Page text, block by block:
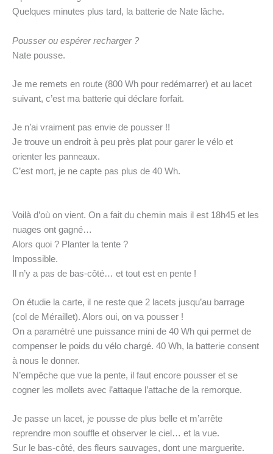
Quelques minutes plus tard, la batterie de Nate lâche.
Pousser ou espérer recharger ?
Nate pousse.
Je me remets en route (800 Wh pour redémarrer) et au lacet
suivant, c’est ma batterie qui déclare forfait.
Je n’ai vraiment pas envie de pousser !!
Je trouve un endroit à peu près plat pour garer le vélo et
orienter les panneaux.
C’est mort, je ne capte pas plus de 40 Wh.
Voilà d’où on vient. On a fait du chemin mais il est 18h45 et les
nuages ont gagné…
Alors quoi ? Planter la tente ?
Impossible.
Il n’y a pas de bas-côté… et tout est en pente !
On étudie la carte, il ne reste que 2 lacets jusqu’au barrage
(col de Méraillet). Alors oui, on va pousser !
On a paramétré une puissance mini de 40 Wh qui permet de
compenser le poids du vélo chargé. 40 Wh, la batterie consent
à nous le donner.
N’empêche que vue la pente, il faut encore pousser et se
cogner les mollets avec l’attaque l’attache de la remorque.
Je passe un lacet, je pousse de plus belle et m’arrête
reprendre mon souffle et observer le ciel… et la vue.
Sur le bas-côté, des fleurs sauvages, dont une marguerite.